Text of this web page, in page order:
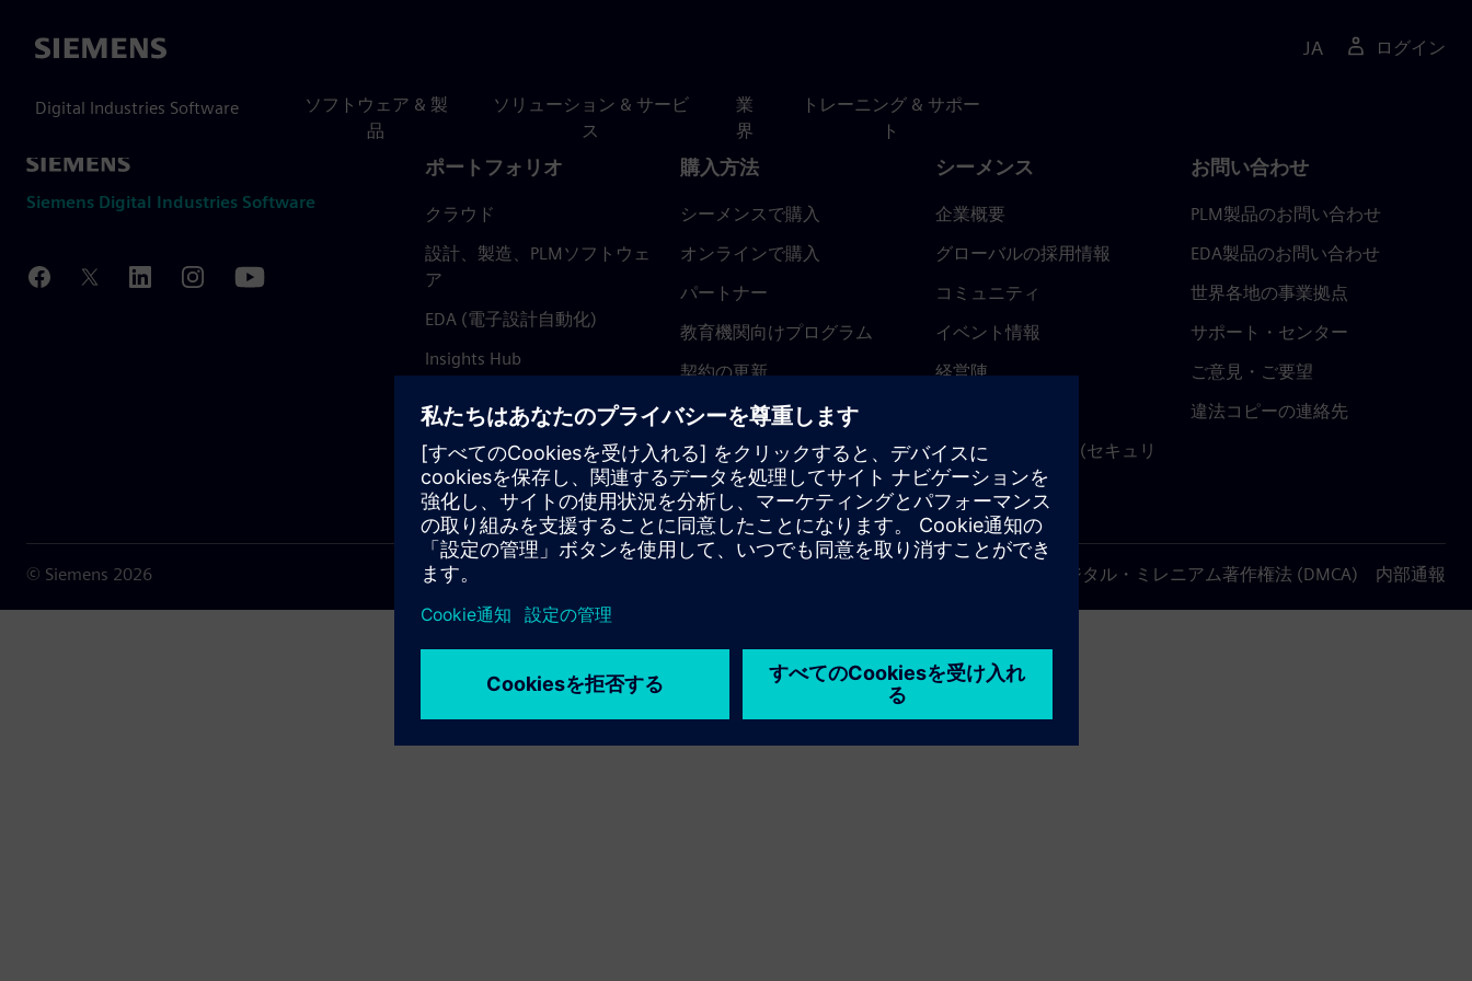
Siemens
Digital Industries Software
ソフトウェア & 製
品
ソリューション & サービ
ス
業
界
トレーニング & サポー
ト
JA ログイン
Siemens Digital Industries Software
ポートフォリオ
クラウド
設計、製造、PLMソフトウェ
ア
EDA (電子設計自動化)
Insights Hub
購入方法
シーメンスで購入
オンラインで購入
パートナー
教育機関向けプログラム
契約の更新
返金ポリシー
シーメンス
企業概要
グローバルの採用情報
コミュニティ
イベント情報
経営陣
トラストセンター (セキュリ
ティ関連情報)
お問い合わせ
PLM製品のお問い合わせ
EDA製品のお問い合わせ
世界各地の事業拠点
サポート・センター
ご意見・ご要望
違法コピーの連絡先
© Siemens 2026 デジタル・ミレニアム著作権法 (DMCA) 内部通報